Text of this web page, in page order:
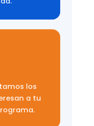
los
a tu